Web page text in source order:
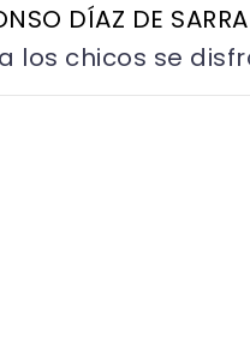
DÍAZ DE
los chicos se